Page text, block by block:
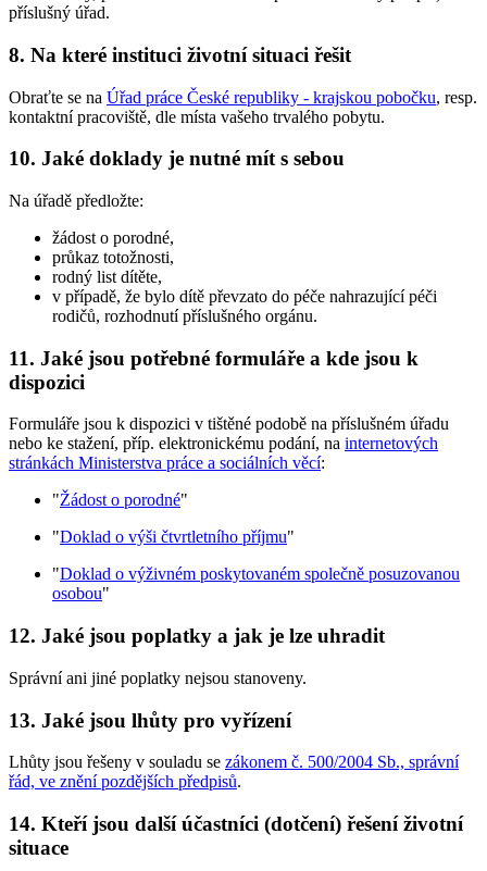
příslušný úřad.
8. Na které instituci životní situaci řešit
Obraťte se na Úřad práce České republiky - krajskou pobočku, resp.
kontaktní pracoviště, dle místa vašeho trvalého pobytu.
10. Jaké doklady je nutné mít s sebou
Na úřadě předložte:
žádost o porodné,
průkaz totožnosti,
rodný list dítěte,
v případě, že bylo dítě převzato do péče nahrazující péči
rodičů, rozhodnutí příslušného orgánu.
11. Jaké jsou potřebné formuláře a kde jsou k
dispozici
Formuláře jsou k dispozici v tištěné podobě na příslušném úřadu
nebo ke stažení, příp. elektronickému podání, na internetových
stránkách Ministerstva práce a sociálních věcí:
"Žádost o porodné"
"Doklad o výši čtvrtletního příjmu"
"Doklad o výživném poskytovaném společně posuzovanou
osobou"
12. Jaké jsou poplatky a jak je lze uhradit
Správní ani jiné poplatky nejsou stanoveny.
13. Jaké jsou lhůty pro vyřízení
Lhůty jsou řešeny v souladu se zákonem č. 500/2004 Sb., správní
řád, ve znění pozdějších předpisů.
14. Kteří jsou další účastníci (dotčení) řešení životní
situace